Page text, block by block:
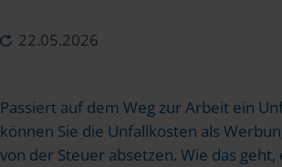
22.05.2026
Passiert auf dem Weg zur Arbeit ein
können Sie die Unfallkosten als
von der Steuer absetzen. Wie das